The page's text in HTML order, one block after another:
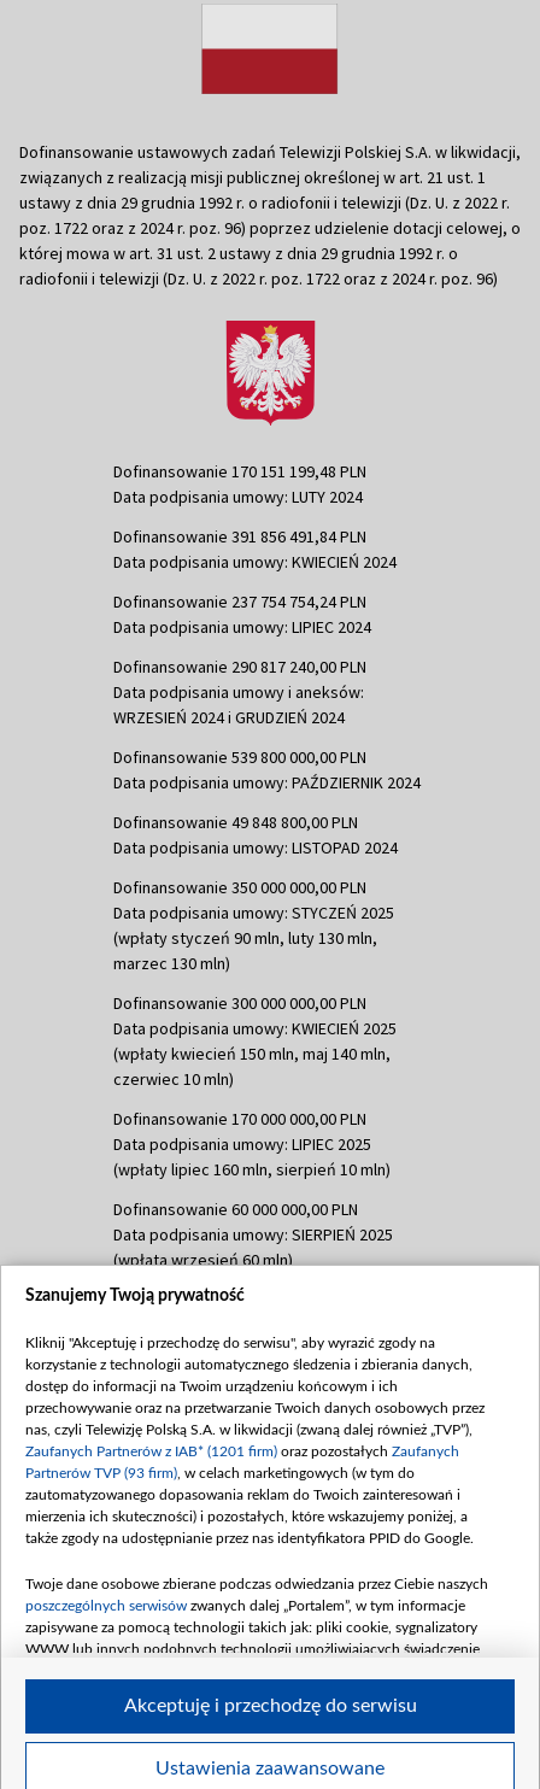
Dofinansowanie ustawowych zadań Telewizji Polskiej S.A. w likwidacji,
związanych z realizacją misji publicznej określonej w art. 21 ust. 1
ustawy z dnia 29 grudnia 1992 r. o radiofonii i telewizji (Dz. U. z 2022 r.
poz. 1722 oraz z 2024 r. poz. 96) poprzez udzielenie dotacji celowej, o
której mowa w art. 31 ust. 2 ustawy z dnia 29 grudnia 1992 r. o
radiofonii i telewizji (Dz. U. z 2022 r. poz. 1722 oraz z 2024 r. poz. 96)
Dofinansowanie 170 151 199,48 PLN
Data podpisania umowy: LUTY 2024
Dofinansowanie 391 856 491,84 PLN
Data podpisania umowy: KWIECIEŃ 2024
Dofinansowanie 237 754 754,24 PLN
Data podpisania umowy: LIPIEC 2024
Dofinansowanie 290 817 240,00 PLN
Data podpisania umowy i aneksów:
WRZESIEŃ 2024 i GRUDZIEŃ 2024
Dofinansowanie 539 800 000,00 PLN
Data podpisania umowy: PAŹDZIERNIK 2024
Dofinansowanie 49 848 800,00 PLN
Data podpisania umowy: LISTOPAD 2024
Dofinansowanie 350 000 000,00 PLN
Data podpisania umowy: STYCZEŃ 2025
(wpłaty styczeń 90 mln, luty 130 mln,
marzec 130 mln)
Dofinansowanie 300 000 000,00 PLN
Data podpisania umowy: KWIECIEŃ 2025
(wpłaty kwiecień 150 mln, maj 140 mln,
czerwiec 10 mln)
Dofinansowanie 170 000 000,00 PLN
Data podpisania umowy: LIPIEC 2025
(wpłaty lipiec 160 mln, sierpień 10 mln)
Dofinansowanie 60 000 000,00 PLN
Data podpisania umowy: SIERPIEŃ 2025
(wpłata wrzesień 60 mln)
Dofinansowanie 635 783 051,21 PLN
(wpłata wrzesień 100 mln, październik 350
mln, listopad 265 mln)
Dofinansowanie 48 862 000,00 PLN
Data podpisania umowy: GRUDZIEŃ 2025
(wpłata grudzień 60,548 mln)
Dofinansowanie 900 000 000,00 PLN
Data podpisania umowy: LUTY 2026 (wpłata
kwiecień 180 mln, 7 maja 180 mln, 8
czerwca 90 mln)
Dofinansowanie 250 000 000,00 PLN
4 sierpnia 250 mln
Szanujemy Twoją prywatność
Kliknij "Akceptuję i przechodzę do serwisu", aby wyrazić zgody na
korzystanie z technologii automatycznego śledzenia i zbierania danych,
dostęp do informacji na Twoim urządzeniu końcowym i ich
przechowywanie oraz na przetwarzanie Twoich danych osobowych przez
nas, czyli Telewizję Polską S.A. w likwidacji (zwaną dalej również „TVP”),
Zaufanych Partnerów z IAB* (1201 firm) oraz pozostałych Zaufanych
Partnerów TVP (93 firm) , w celach marketingowych (w tym do
zautomatyzowanego dopasowania reklam do Twoich zainteresowań i
mierzenia ich skuteczności) i pozostałych, które wskazujemy poniżej, a
także zgody na udostępnianie przez nas identyfikatora PPID do Google.
Twoje dane osobowe zbierane podczas odwiedzania przez Ciebie naszych
poszczególnych serwisów zwanych dalej „Portalem”, w tym informacje
zapisywane za pomocą technologii takich jak: pliki cookie, sygnalizatory
WWW lub innych podobnych technologii umożliwiających świadczenie
Twoje dane osobowe zbierane podczas odwiedzania przez Ciebie
Ustawienia zaawansowane
Akceptuję i przechodzę do serwisu